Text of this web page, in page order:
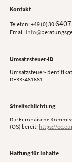
Kontakt
Telefon: +49 (0) 30
Email: info@
Umsatzsteuer-ID
Umsatzsteuer-
DE335481681
Streitschlichtung
Die Europäische
(OS) bereit: https://
Haftung für Inhalte